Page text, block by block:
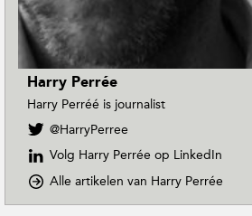
Harry Perrée
Harry Perréé is journalist
V
g
@HarryPerree
Volg Harry Perrée op LinkedIn
Alle artikelen van Harry Perrée